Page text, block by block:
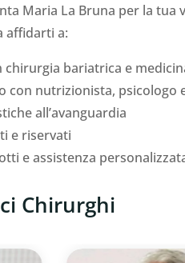
Maria La Bruna per la
affidarti a:
bariatrica e
con nutrizionista, psicologo
all’avanguardia
e riservati
e assistenza
Chirurghi